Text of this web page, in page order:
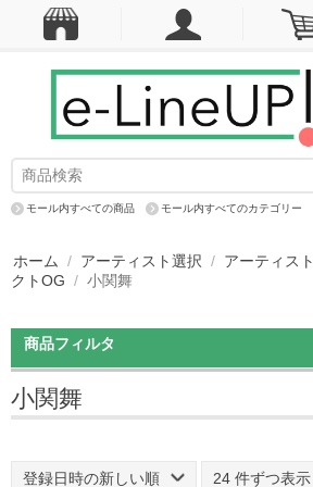
モール内すべての商品 モール内すべてのカテゴリー
ホーム / アーティスト選択 / アーティスト
クトOG / 小関舞
商品フィルタ
小関舞
登録日時の新しい順 24 件ずつ表示